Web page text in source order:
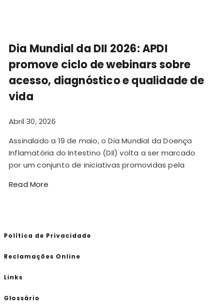
Dia Mundial da DII 2026: APDI
promove ciclo de webinars sobre
acesso, diagnóstico e qualidade de
vida
Abril 30, 2026
Assinalado a 19 de maio, o Dia Mundial da Doença
Inflamatória do Intestino (DII) volta a ser marcado
por um conjunto de iniciativas promovidas pela
Read More
Política de Privacidade
Reclamações Online
Links
Glossário